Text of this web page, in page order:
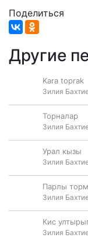
Поделиться
Другие
Kara toprak
Зилия
Торналар
Зилия
Урал кызы
Зилия
Парлы
Зилия
Кис
Зилия